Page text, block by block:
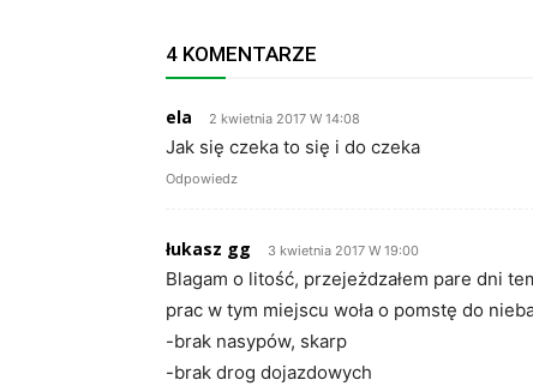
4 KOMENTARZE
ela 2 kwietnia 2017 W 14:08
Jak się czeka to się i do czeka
Odpowiedz
łukasz gg 3 kwietnia 2017 W 19:00
Blagam o litość, przejeżdzałem pare dni
prac w tym miejscu woła o pomstę do
-brak nasypów, skarp
-brak drog dojazdowych